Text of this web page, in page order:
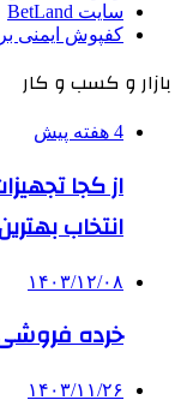
سایت BetLand
کفپوش ایمنی
بازار و کسب و کار
4 هفته پیش
از کجا
انتخاب
۱۴۰۳/۱۲/۰۸
خرده فروشی
۱۴۰۳/۱۱/۲۶